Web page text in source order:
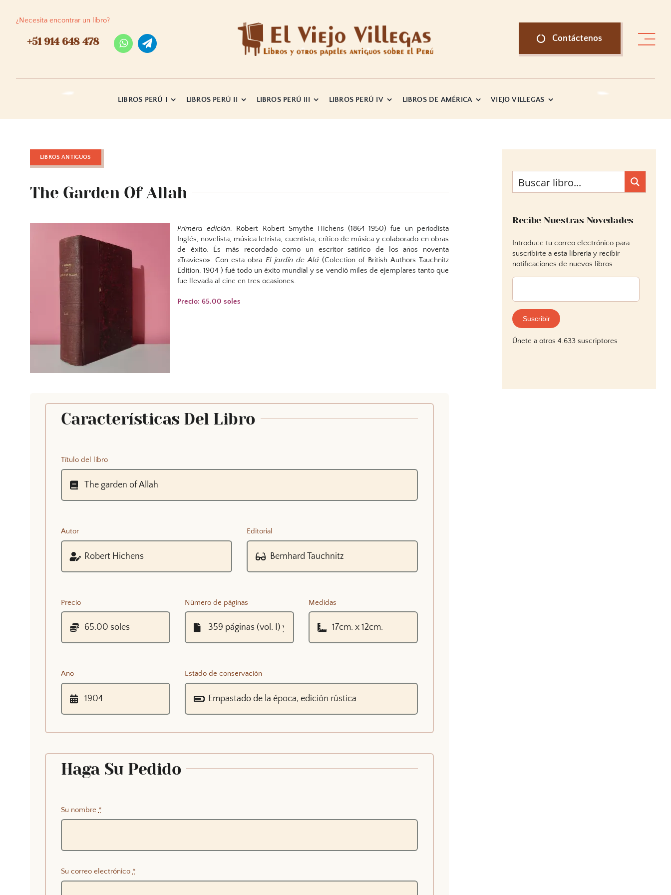
content
¿Necesita encontrar un libro?
+51 914 648 478 Contáctenos
LIBROS PERÚ I LIBROS PERÚ II LIBROS PERÚ III LIBROS PERÚ IV LIBROS DE AMÉRICA VIEJO VILLEGAS
LIBROS ANTIGUOS
The Garden Of Allah
Primera edición. Robert Robert Smythe Hichens (1864-1950) fue un periodista
Inglés, novelista, música letrista, cuentista, crítico de música y colaborado en obras
de éxito. És más recordado como un escritor satírico de los años noventa
«Travieso». Con esta obra El jardín de Alá (Colection of British Authors Tauchnitz
Edition, 1904 ) fué todo un éxito mundial y se vendió miles de ejemplares tanto que
fue llevada al cine en tres ocasiones.
Precio: 65.00 soles
Características Del Libro
Título del libro
Autor Editorial
Precio Número de páginas Medidas
Año Estado de conservación
Haga Su Pedido
Su nombre *
Su correo electrónico *
Recibe Nuestras Novedades
Introduce tu correo electrónico para
suscribirte a esta librería y recibir
notificaciones de nuevos libros
Dirección
correo
electrónico:
Suscribir
Únete a otros 4.633 suscriptores